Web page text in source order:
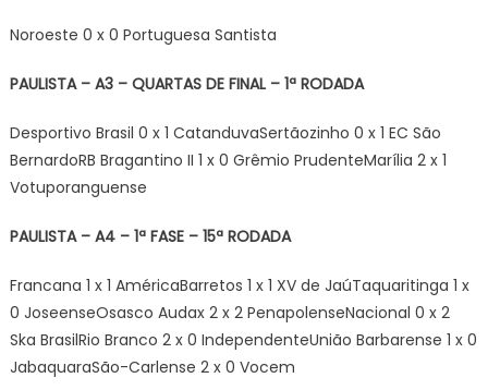
Noroeste 0 x 0 Portuguesa Santista
PAULISTA – A3 – QUARTAS DE FINAL – 1ª RODADA
Desportivo Brasil 0 x 1 CatanduvaSertãozinho 0 x 1 EC São
BernardoRB Bragantino II 1 x 0 Grêmio PrudenteMarília 2 x 1
Votuporanguense
PAULISTA – A4 – 1ª FASE – 15ª RODADA
Francana 1 x 1 AméricaBarretos 1 x 1 XV de JaúTaquaritinga 1 x
0 JoseenseOsasco Audax 2 x 2 PenapolenseNacional 0 x 2
Ska BrasilRio Branco 2 x 0 IndependenteUnião Barbarense 1 x 0
JabaquaraSão-Carlense 2 x 0 Vocem